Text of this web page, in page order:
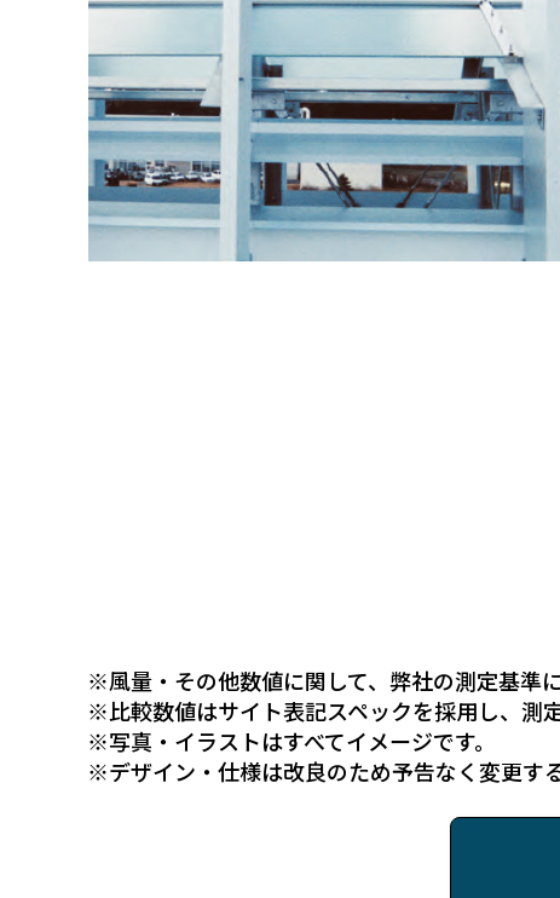
※風量・その他数値に関して、弊社の測定基準
※比較数値はサイト表記スペックを採用し、測
※写真・イラストはすべてイメージです。
※デザイン・仕様は改良のため予告なく変更す